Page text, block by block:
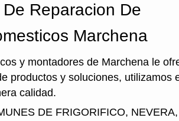
Reparacion De
Marchena
y montadores de Marchena le
productos y soluciones, utilizamos
calidad.
DE FRIGORIFICO,